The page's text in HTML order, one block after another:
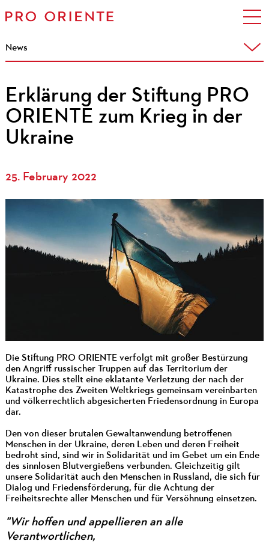
News
Erklärung der Stiftung PRO
ORIENTE zum Krieg in der
Ukraine
25. February 2022
Die Stiftung PRO ORIENTE verfolgt mit großer Bestürzung
den Angriff russischer Truppen auf das Territorium der
Ukraine. Dies stellt eine eklatante Verletzung der nach der
Katastrophe des Zweiten Weltkriegs gemeinsam vereinbarten
und völkerrechtlich abgesicherten Friedensordnung in Europa
dar.
Den von dieser brutalen Gewaltanwendung betroffenen
Menschen in der Ukraine, deren Leben und deren Freiheit
bedroht sind, sind wir in Solidarität und im Gebet um ein Ende
des sinnlosen Blutvergießens verbunden. Gleichzeitig gilt
unsere Solidarität auch den Menschen in Russland, die sich für
Dialog und Friedensförderung, für die Achtung der
Freiheitsrechte aller Menschen und für Versöhnung einsetzen.
"Wir hoffen und appellieren an alle
Verantwortlichen,